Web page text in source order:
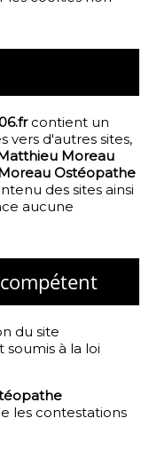
contient un
vers d'autres sites,
Moreau
Ostéopathe
des sites ainsi
aucune
du site
soumis à la loi
les contestations